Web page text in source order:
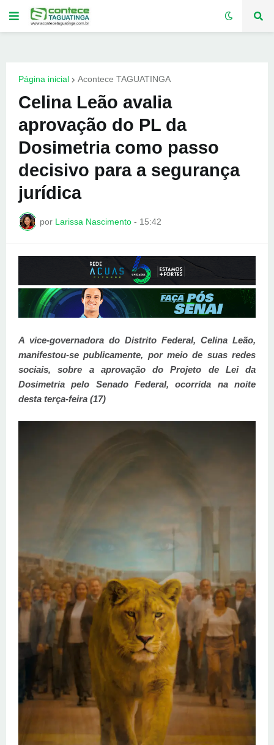
Página inicial Acontece TAGUATINGA
Celina Leão avalia
aprovação do PL da
Dosimetria como passo
decisivo para a segurança
jurídica
por Larissa Nascimento - 15:42
A vice-governadora do Distrito Federal, Celina Leão,
manifestou-se publicamente, por meio de suas redes
sociais, sobre a aprovação do Projeto de Lei da
Dosimetria pelo Senado Federal, ocorrida na noite
desta terça-feira (17)